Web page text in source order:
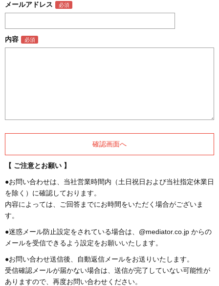
メールアドレス
内容
【 ご注意とお願い 】
●お問い合わせは、当社営業時間内（土日祝日および当社指定休業日
を除く）に確認しております。
内容によっては、ご回答までにお時間をいただく場合がございま
す。
●迷惑メール防止設定をされている場合は、@mediator.co.jp からの
メールを受信できるよう設定をお願いいたします。
●お問い合わせ送信後、自動返信メールをお送りいたします。
受信確認メールが届かない場合は、送信が完了していない可能性が
ありますので、再度お問い合わせください。